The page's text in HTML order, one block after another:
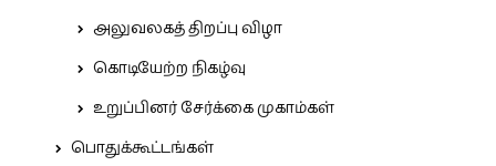
அலுவலகத் திறப்பு விழா
கொடியேற்ற நிகழ்வு
உறுப்பினர் சேர்க்கை முகாம்கள்
பொதுக்கூட்டங்கள்